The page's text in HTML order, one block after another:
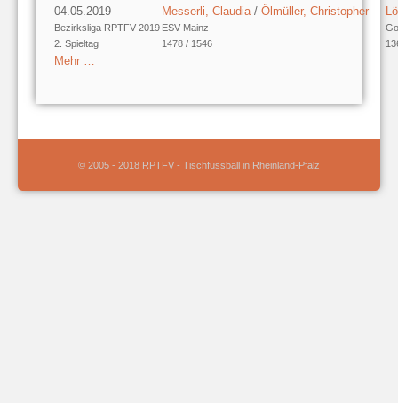
04.05.2019
Bezirksliga RPTFV 2019
2. Spieltag
Messerli, Claudia / Ölmüller, Christopher
ESV Mainz
1478 / 1546
Mehr …
© 2005 - 2018 RPTFV - Tischfussball in Rheinland-Pfalz